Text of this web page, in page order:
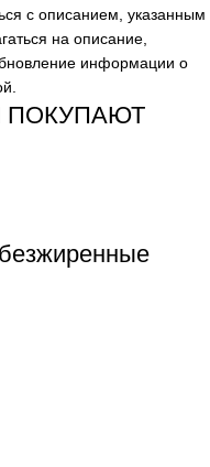
с описанием, указанным
на описание,
информации о
ПОКУПАЮТ